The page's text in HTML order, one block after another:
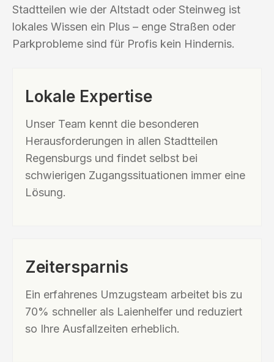
Stadtteilen wie der Altstadt oder Steinweg ist
lokales Wissen ein Plus – enge Straßen oder
Parkprobleme sind für Profis kein Hindernis.
Lokale Expertise
Unser Team kennt die besonderen
Herausforderungen in allen Stadtteilen
Regensburgs und findet selbst bei
schwierigen Zugangssituationen immer eine
Lösung.
Zeitersparnis
Ein erfahrenes Umzugsteam arbeitet bis zu
70% schneller als Laienhelfer und reduziert
so Ihre Ausfallzeiten erheblich.